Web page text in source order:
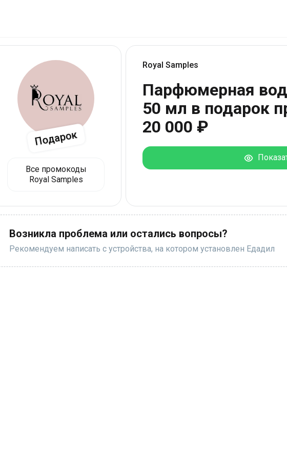
Подарок
Все промокоды
Royal Samples
Royal Samples
Парфюмерная
50 мл в подарок
20 000 ₽
Возникла проблема или остались вопросы?
Рекомендуем написать с устройства, на котором установлен Едадил